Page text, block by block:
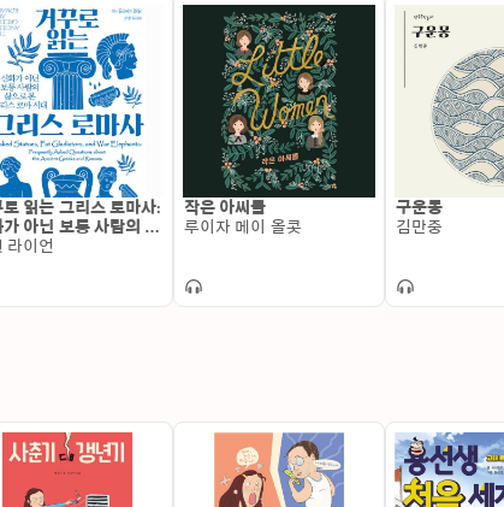
16 물레방아 나도향
17 뽕 나도향
18 벙어리 삼룡이 나도향
19 메밀꽃 필 무렵 이효석
20 돈 이효석
21 날개 이 상
22 종생기 이 상
23 소낙비 김유정
24 동백꽃 김유정
읽는 그리스 로마사:
아닌 보통 사람의 삶
본 그리스 로마 시대
라이언
작은 아씨들
루이자 메이 올콧
구운몽
김만중